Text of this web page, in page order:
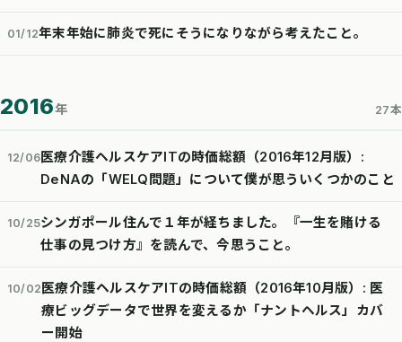
01/12年末年始に肺炎で死にそうになりながら考えたこと。
2016年 27本
12/06医療介護ヘルスケアITの時価総額（2016年12月版）:
DeNAの「WELQ問題」について僕が思ういくつかのこと
10/25シンガポール住んで１年が経ちました。『一生を賭ける
仕事の見つけ方』を読んで、今思うこと。
10/02医療介護ヘルスケアITの時価総額（2016年10月版）: 医
療ビッグデータで世界を変えるか「ナントヘルス」カバ
ー開始